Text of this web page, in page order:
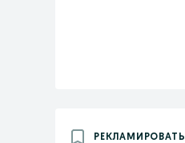
РЕКЛАМИРОВАТЬ